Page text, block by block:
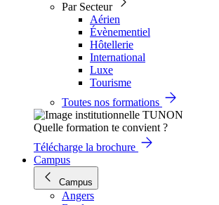
Par Secteur
Aérien
Évènementiel
Hôtellerie
International
Luxe
Tourisme
Toutes nos formations
Quelle formation te convient ?
Télécharge la brochure
Campus
Campus
Angers